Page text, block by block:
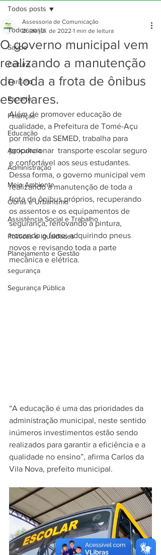
Todos posts
Saúde
Cultura
Turismo
Esporte
Finanças
Educação
Agricultura
Administração
Meio Ambiente
Obras e Urbanismo
Assistência Social e Trabalho
Políticas e Igualdades
Planejamento e Gestão
segurança
Segurança Pública
Todos posts
O governo municipal vem
realizando a manutenção
de toda a frota de ônibus
escolares.
Assessoria de Comunicação
26 de jul. de 2022 1 min de leitura
Além de promover educação de
qualidade, a Prefeitura de Tomé-Açu
por meio da SEMED, trabalha para
proporcionar  transporte escolar seguro
e confortável aos seus estudantes.
Dessa forma, o governo municipal vem
realizando a manutenção de toda a
frota de ônibus próprios, recuperando
os assentos e os equipamentos de
segurança, renovando a pintura,
trocando o forro, adquirindo pneus
novos e revisando toda a parte
mecânica e elétrica.
“A educação é uma das prioridades da
administração municipal, neste sentido
inúmeros investimentos estão sendo
realizados para garantir a eficiência e a
qualidade no ensino”, afirma Carlos da
Vila Nova, prefeito municipal.